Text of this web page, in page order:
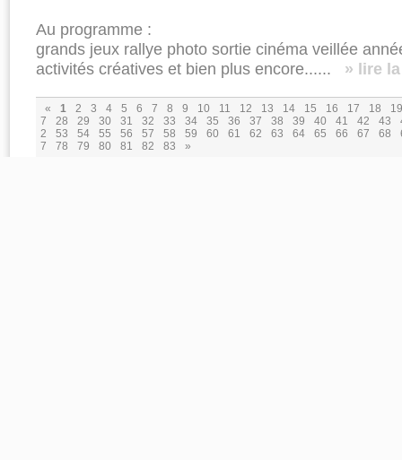
Au programme :
grands jeux rallye photo sortie cinéma veillée
activités créatives et bien plus encore......
» lire
« 1 2 3 4 5 6 7 8 9 10 11 12 13 14 15 16 17 18
19
7
28 29 30 31 32 33 34 35 36 37 38 39 40 41 42 43
2
53 54 55 56 57 58 59 60 61 62 63 64 65 66 67 68
7
78 79 80 81 82 83 »